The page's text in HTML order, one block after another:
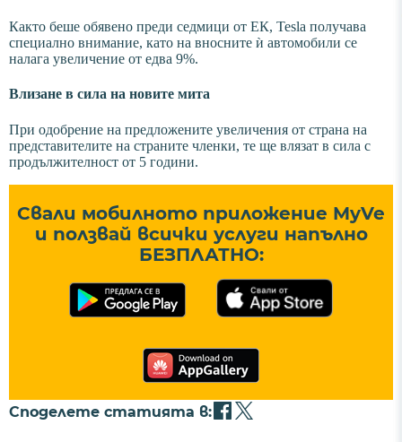
Както беше обявено преди седмици от ЕК, Tesla получава
специално внимание, като на вносните ѝ автомобили се
налага увеличение от едва 9%.
Влизане в сила на новите мита
При одобрение на предложените увеличения от страна на
представителите на страните членки, те ще влязат в сила с
продължителност от 5 години.
Свали мобилното приложение MyVe
и ползвай всички услуги напълно
БЕЗПЛАТНО:
Споделете статията в: